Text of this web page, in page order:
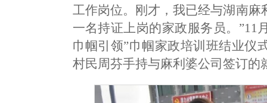
工作岗位。刚才，我已经与湖南
一名持证上岗的家政服务员。”11
巾帼引领”巾帼家政培训班结业仪
村民周芬手持与麻利婆公司签订的